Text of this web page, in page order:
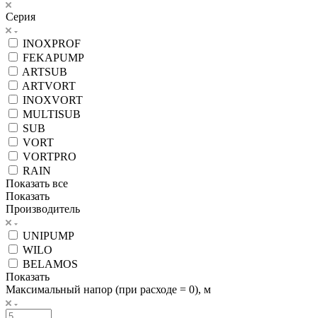
Серия
INOXPROF
FEKAPUMP
ARTSUB
ARTVORT
INOXVORT
MULTISUB
SUB
VORT
VORTPRO
RAIN
Показать все
Показать
Производитель
UNIPUMP
WILO
BELAMOS
Показать
Максимальный напор (при расходе = 0), м